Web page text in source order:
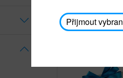
Přijmout